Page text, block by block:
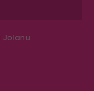
Jolanu